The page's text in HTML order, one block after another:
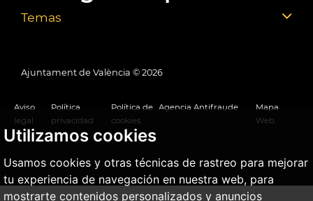
Utilizamos cookies
Usamos cookies y otras técnicas de rastreo para mejorar
tu experiencia de navegación en nuestra web, para
mostrarte contenidos personalizados y anuncios
Temas
Ajuntament de València © 2026
Aviso
legal
Política
privacidad
Política de
cookies
Agencia Antifraude
Mapa
Web